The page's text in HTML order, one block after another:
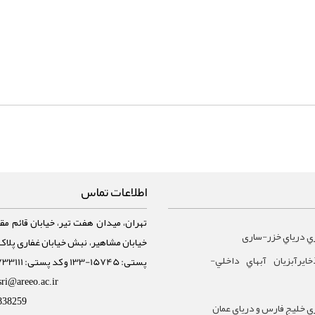
درياي خزر-ساری
آبهاي داخلي-
خليج فارس و درياي عمان
اطلاعات تماس
تهران، میدان هفت تیر، خیابان قائم
پستی: 15745-133 و کد پستی: 1588733111